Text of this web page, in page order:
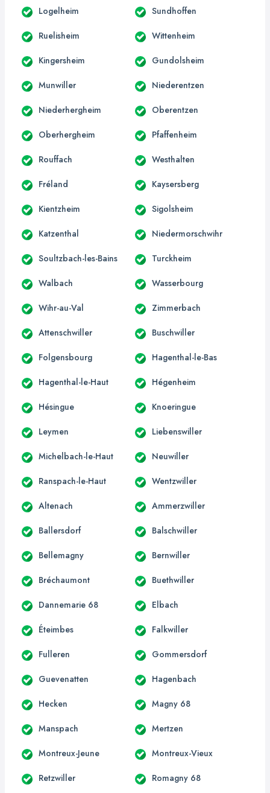
Logelheim Sundhoffen
Ruelisheim Wittenheim
Kingersheim Gundolsheim
Munwiller Niederentzen
Niederhergheim Oberentzen
Oberhergheim Pfaffenheim
Rouffach Westhalten
Fréland Kaysersberg
Kientzheim Sigolsheim
Katzenthal Niedermorschwihr
Soultzbach-les-Bains Turckheim
Walbach Wasserbourg
Wihr-au-Val Zimmerbach
Attenschwiller Buschwiller
Folgensbourg Hagenthal-le-Bas
Hagenthal-le-Haut Hégenheim
Hésingue Knoeringue
Leymen Liebenswiller
Michelbach-le-Haut Neuwiller
Ranspach-le-Haut Wentzwiller
Altenach Ammerzwiller
Ballersdorf Balschwiller
Bellemagny Bernwiller
Bréchaumont Buethwiller
Dannemarie 68 Elbach
Éteimbes Falkwiller
Fulleren Gommersdorf
Guevenatten Hagenbach
Hecken Magny 68
Manspach Mertzen
Montreux-Jeune Montreux-Vieux
Retzwiller Romagny 68